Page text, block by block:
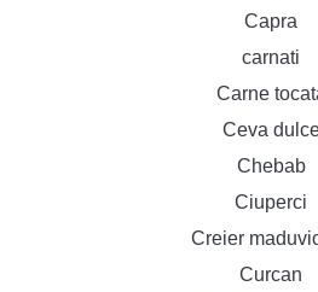
Capra
carnati
Carne
Ceva
Chebab
Ciuperci
Creier
Curcan